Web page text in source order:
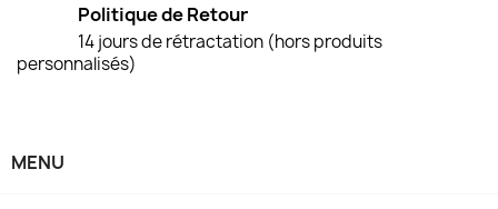
Politique de Retour
14 jours de rétractation (hors produits
personnalisés)
MENU